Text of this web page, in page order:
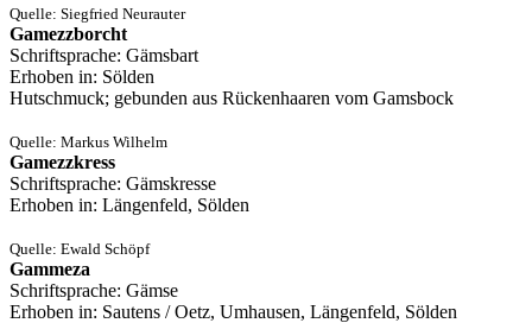
Quelle: Siegfried Neurauter
Gamezzborcht
Schriftsprache: Gämsbart
Erhoben in: Sölden
Hutschmuck; gebunden aus Rückenhaaren vom Gamsbock
Quelle: Markus Wilhelm
Gamezzkress
Schriftsprache: Gämskresse
Erhoben in: Längenfeld, Sölden
Quelle: Ewald Schöpf
Gammeza
Schriftsprache: Gämse
Erhoben in: Sautens / Oetz, Umhausen, Längenfeld, Sölden